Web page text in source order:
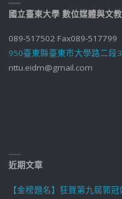
國立臺東大學 數位媒體與文
089-517502 Fax089-517799
950臺東縣臺東市大學路二段
nttu.eidm@gmail.com
近期文章
【金榜題名】狂賀第九屆郭